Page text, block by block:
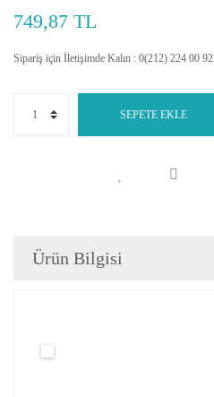
749,87 TL
Sipariş için İletişimde Kalın : 0(212) 224 00 92
SEPETE EKLE
Ürün Bilgisi